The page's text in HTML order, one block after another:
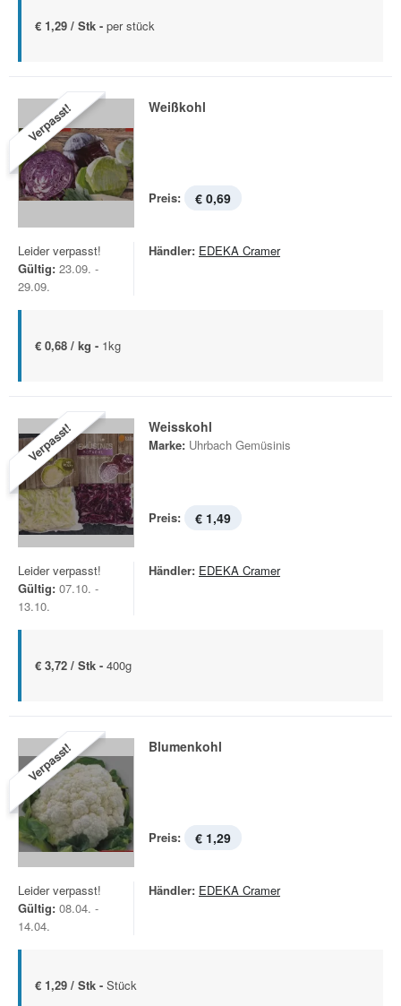
€ 1,29 / Stk - per stück
Verpasst! Weißkohl
Preis: € 0,69
Leider verpasst!
Gültig: 23.09. -
29.09.
Händler: EDEKA Cramer
€ 0,68 / kg - 1kg
Verpasst! Weisskohl
Marke: Uhrbach Gemüsinis
Preis: € 1,49
Leider verpasst!
Gültig: 07.10. -
13.10.
Händler: EDEKA Cramer
€ 3,72 / Stk - 400g
Verpasst! Blumenkohl
Preis: € 1,29
Leider verpasst!
Gültig: 08.04. -
14.04.
Händler: EDEKA Cramer
€ 1,29 / Stk - Stück